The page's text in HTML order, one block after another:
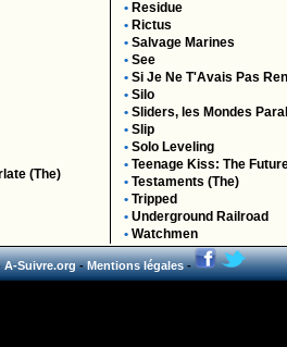
(The)
• Residue
• Rictus
• Salvage Marines
• See
• Si Je Ne T'Avais Pas
• Silo
• Sliders, les Mondes
• Slip
• Solo Leveling
• Teenage Kiss: The
• Testaments (The)
• Tripped
• Underground Railroad
• Watchmen
A-Suivre.org-Mentions légales-